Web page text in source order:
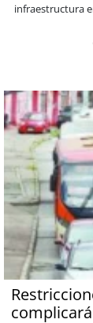
Sopraval en lo